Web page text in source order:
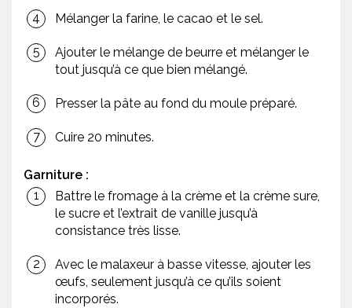
Mélanger la farine, le cacao et le sel.
Ajouter le mélange de beurre et mélanger le
tout jusqu’à ce que bien mélangé.
Presser la pâte au fond du moule préparé.
Cuire 20 minutes.
Garniture :
Battre le fromage à la crème et la crème sure,
le sucre et l’extrait de vanille jusqu’à
consistance très lisse.
Avec le malaxeur à basse vitesse, ajouter les
œufs, seulement jusqu’à ce qu’ils soient
incorporés.